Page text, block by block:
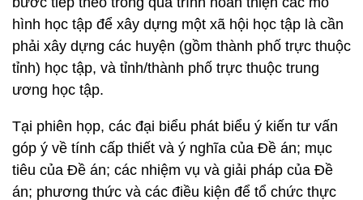
hình học tập để xây dựng một xã hội học tập là cần
phải xây dựng các huyện (gồm thành phố trực thuộc
tỉnh) học tập, và tỉnh/thành phố trực thuộc trung
ương học tập.
Tại phiên họp, các đại biểu phát biểu ý kiến tư vấn
góp ý về tính cấp thiết và ý nghĩa của Đề án; mục
tiêu của Đề án; các nhiệm vụ và giải pháp của Đề
án; phương thức và các điều kiện để tổ chức thực